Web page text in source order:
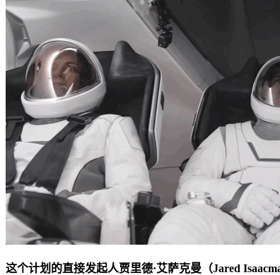
这个计划的直接发起人贾里德·艾萨克曼（Jared